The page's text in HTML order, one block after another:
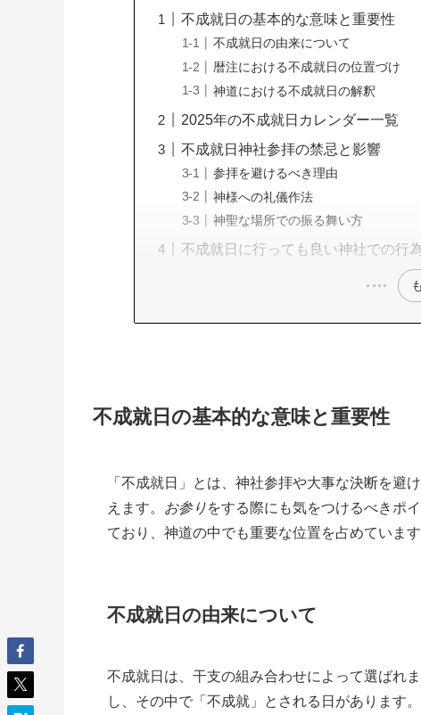
不成就日の基本的な意味と重要性
不成就日の由来について
暦注における不成就日の位置づけ
神道における不成就日の解釈
2025年の不成就日カレンダー一覧
不成就日神社参拝の禁忌と影響
参拝を避けるべき理由
神様への礼儀作法
神聖な場所での振る舞い方
不成就日に行っても良い神社での行
不成就日の基本的な意味と重要性
「不成就日」とは、神社参拝や大事な決断を避
えます。
お参りをする際にも気をつけるべきポ
ており、神道の中でも重要な位置を占めています
不成就日の由来について
不成就日は、干支の組み合わせによって選ばれま
し、その中で「不成就」とされる日があります